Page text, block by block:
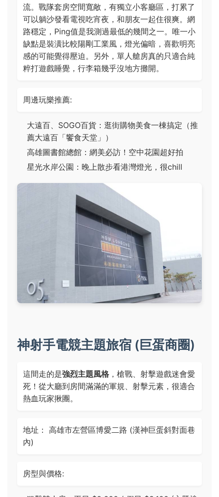
流。戰隊套房空間寬敞，有獨立小客廳區，打累了
可以躺沙發看電視吃宵夜，和朋友一起住很爽。網
路穩定，Ping值是我測過最低的幾間之一。唯一小
缺點是裝潢比較陽剛工業風，燈光偏暗，喜歡明亮
感的可能覺得壓迫。另外，單人艙房真的只適合純
粹打遊戲睡覺，行李箱幾乎沒地方攤開。
周邊玩樂推薦:
大遠百、SOGO百貨：逛街購物美食一棟搞定（推
薦大遠百「饗食天堂」）
高雄圖書館總館：網美必訪！空中花園超好拍
星光水岸公園：晚上散步看港灣燈光，很chill
神射手電競主題旅宿 (巨蛋商圈)
這間走的是強烈主題風格 ，槍戰、射擊遊戲迷會愛
死！從大廳到房間滿滿的軍規、射擊元素，很適合
熱血玩家揪團。
地址： 高雄市左營區博愛二路 (漢神巨蛋斜對面巷
內)
房型與價格: